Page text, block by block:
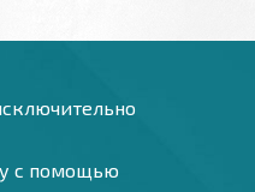
с помощью